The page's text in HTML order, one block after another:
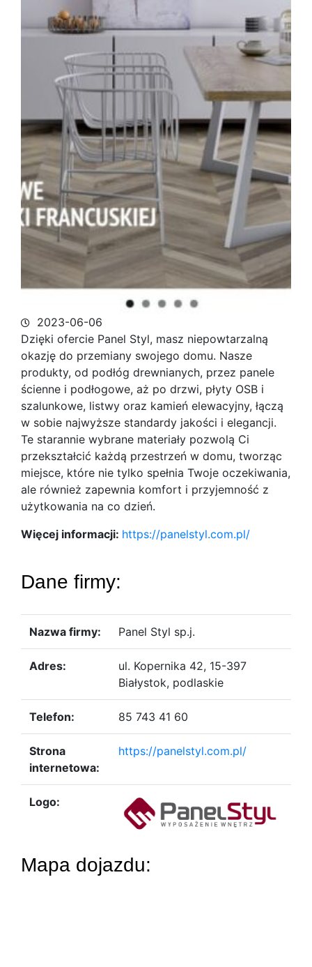
2023-06-06
Dzięki ofercie Panel Styl, masz niepowtarzalną
okazję do przemiany swojego domu. Nasze
produkty, od podłóg drewnianych, przez panele
ścienne i podłogowe, aż po drzwi, płyty OSB i
szalunkowe, listwy oraz kamień elewacyjny, łączą
w sobie najwyższe standardy jakości i elegancji.
Te starannie wybrane materiały pozwolą Ci
przekształcić każdą przestrzeń w domu, tworząc
miejsce, które nie tylko spełnia Twoje oczekiwania,
ale również zapewnia komfort i przyjemność z
użytkowania na co dzień.
Więcej informacji: https://panelstyl.com.pl/
Dane firmy:
Nazwa firmy: Panel Styl sp.j.
Adres:
ul. Kopernika 42, 15-397
Białystok, podlaskie
Telefon: 85 743 41 60
Strona
internetowa:
https://panelstyl.com.pl/
Logo:
Mapa dojazdu: